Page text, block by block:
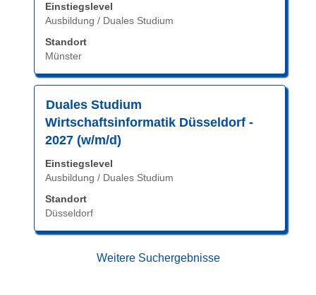
aus,
um
Details
Einstiegslevel
Ausbildung / Duales Studium
Standort
Münster
um
die
Stelleninformationen
vollständig
Stellenbezeichnung
Duales Studium
Wirtschaftsinformatik Düsseldorf -
2027 (w/m/d)
Einstiegslevel
Ausbildung / Duales Studium
Standort
Düsseldorf
Drücken
Sie
die
Leertaste,
um
die
Stelleninformationen
vollständig
Weitere Suchergebnisse